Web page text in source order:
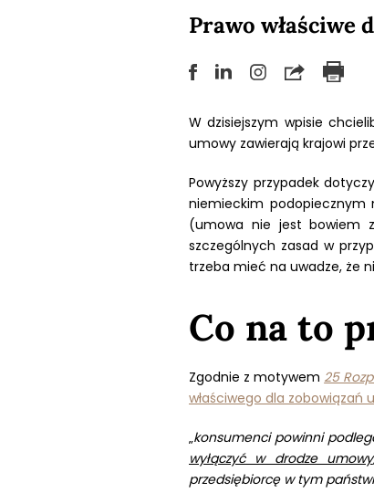
Prawo właściwe
W dzisiejszym wpisie
umowy zawierają krajowi
Powyższy przypadek
niemieckim podopiecznym
(umowa nie jest bowiem
szczególnych zasad w
trzeba mieć na uwadze, że
Co na to
Zgodnie z motywem 25
właściwego dla zobowiązań
„konsumenci powinni
wyłączyć w drodze umowy
przedsiębiorcę w tym